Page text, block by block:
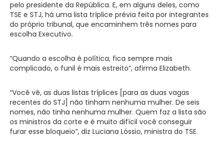
pelo presidente da República. E, em alguns deles, como
TSE e STJ, há uma lista tríplice prévia feita por integrantes
do próprio tribunal, que encaminhem três nomes para
escolha Executivo.
“Quando a escolha é política, fica sempre mais
complicado, o funil é mais estreito”, afirma Elizabeth.
“Você vê, as duas listas tríplices [para as duas vagas
recentes do STJ] não tinham nenhuma mulher. De seis
nomes, não tinha nenhuma mulher. Quem faz a lista são
os ministros da corte e é muito difícil você conseguir
furar esse bloqueio”, diz Luciana Lóssio, ministra do TSE.